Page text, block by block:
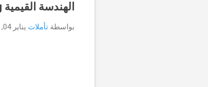
الهندسة القيمية value engineering
بواسطة تأملات يناير 04, 2017